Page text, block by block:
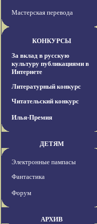
Мастерская перевода
КОНКУРСЫ
За вклад в русскую
культуру публикациями в
Интернете
Литературный конкурс
Читательский конкурс
Илья-Премия
ДЕТЯМ
Электронные пампасы
Фантастика
Форум
АРХИВ